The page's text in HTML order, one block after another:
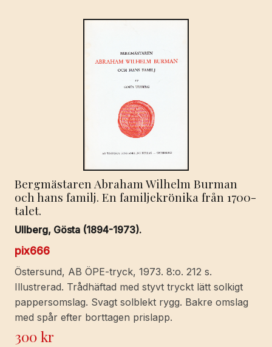
Bergmästaren Abraham Wilhelm Burman
och hans familj. En familjekrönika från 1700-
talet.
Ullberg, Gösta (1894-1973).
pix666
Östersund, AB ÖPE-tryck, 1973. 8:o. 212 s.
Illustrerad. Trådhäftad med styvt tryckt lätt solkigt
pappersomslag. Svagt solblekt rygg. Bakre omslag
med spår efter borttagen prislapp.
300kr